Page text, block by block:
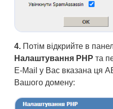
4. Потім відкрийте в
Налаштування PHP та
E-Mail у Вас вказана ця
Вашого домену: